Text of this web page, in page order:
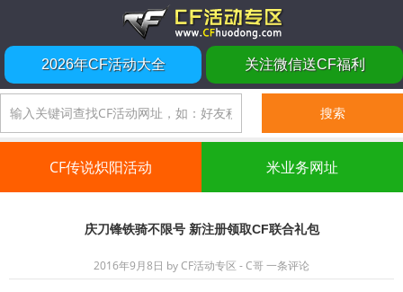
2026年CF活动大全 关注微信送CF福利
CF传说炽阳活动 米业务网址
庆刀锋铁骑不限号 新注册领取CF联合礼包
2016年9月8日 byCF活动专区 - C哥一条评论